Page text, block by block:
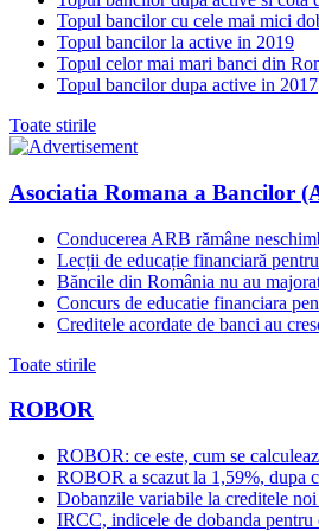
Topul bancilor cu cele mai mici
Topul bancilor la active in 2019
Topul celor mai mari banci din
Topul bancilor dupa active in 2017
Toate stirile
Asociatia Romana a Bancilor
Conducerea ARB rămâne
Lecții de educație financiară
Băncile din România nu au
Concurs de educatie financiara
Creditele acordate de banci au
Toate stirile
ROBOR
ROBOR: ce este, cum se
ROBOR a scazut la 1,59%, dupa
Dobanzile variabile la creditele
IRCC, indicele de dobanda pentru